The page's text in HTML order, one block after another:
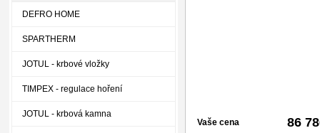
Vaše cena 86
DEFRO HOME
SPARTHERM
JOTUL - krbové vložky
TIMPEX - regulace hoření
JOTUL - krbová kamna